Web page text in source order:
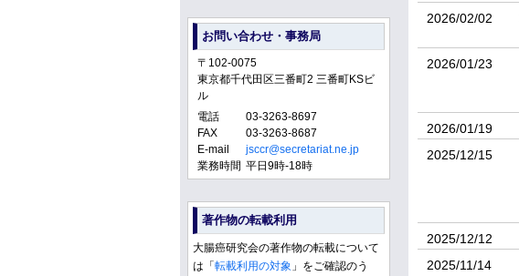
2026/02/02
2026/01/23
2026/01/19
2025/12/15
2025/12/12
2025/11/14
お問い合わせ・事務局
〒102-0075
東京都千代田区三番町2 三番町KSビ
ル
電話
03-3263-8697
FAX
03-3263-8687
E-mail
jsccr@secretariat.ne.jp
業務時間 平日9時-18時
著作物の転載利用
大腸癌研究会の著作物の転載について
は「転載利用の対象 」をご確認のう